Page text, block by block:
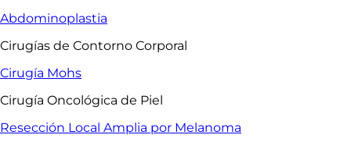
Abdominoplastia
Cirugías de Contorno Corporal
Cirugía Mohs
Cirugía Oncológica de Piel
Resección Local Amplia por Melanoma